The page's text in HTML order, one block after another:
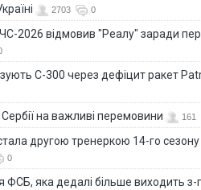
2703 0
2026 відмовив "Реалу" заради
С-300 через дефіцит ракет
на важливі перемовини 161
другою тренеркою 14-го
0
ФСБ, яка дедалі більше виходить з-